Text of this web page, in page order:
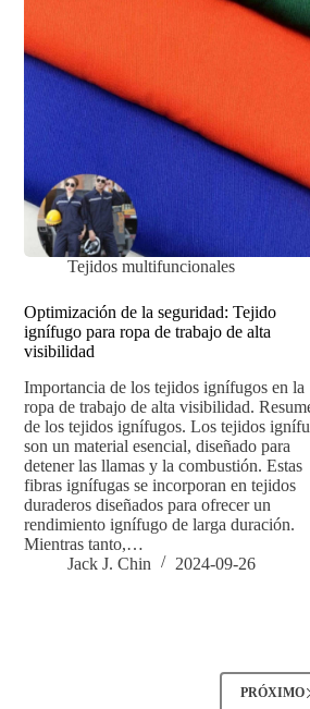
Tejidos multifuncionales
Optimización de la seguridad: Tejido
ignífugo para ropa de trabajo de alta
visibilidad
Importancia de los tejidos ignífugos en la
ropa de trabajo de alta visibilidad.
de los tejidos ignífugos. Los tejidos
son un material esencial, diseñado para
detener las llamas y la combustión. Estas
fibras ignífugas se incorporan en tejidos
duraderos diseñados para ofrecer un
rendimiento ignífugo de larga duración.
Mientras tanto,…
Jack J. Chin
2024-09-26
PRÓXIMO